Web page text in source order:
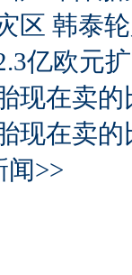
区 韩泰
亿欧元
现在卖的
现在卖的
>>